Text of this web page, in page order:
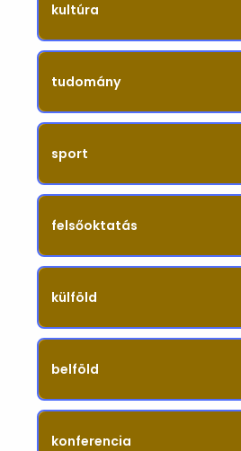
kultúra
tudomány
sport
felsőoktatás
külföld
belföld
konferencia